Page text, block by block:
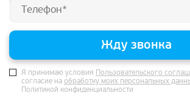
Жду звонка
Я принимаю условия Пользовательского
согласие на обработку моих персональных
Политикой конфиденциальности